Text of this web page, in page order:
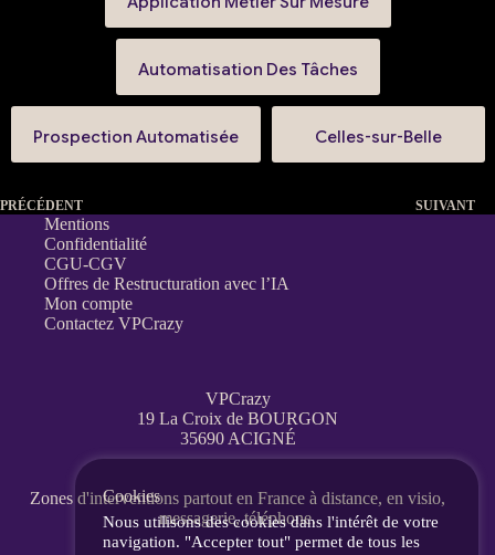
Automatisation Des Tâches
Prospection Automatisée Celles-sur-Belle
PRÉCÉDENT SUIVANT
Mentions
Confidentialité
CGU-CGV
Offres de Restructuration avec l’IA
Mon compte
Contactez VPCrazy
VPCrazy
19 La Croix de BOURGON
35690 ACIGNÉ
Zones d'interventions partout en France à distance, en visio,
messagerie, téléphone.
Cookies
Nous utilisons des cookies dans l'intérêt de votre
navigation. "Accepter tout" permet de tous les